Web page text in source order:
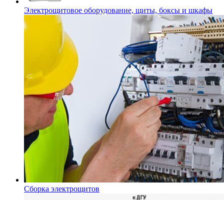
Электрощитовое оборудование, щиты, боксы и шкафы
Сборка электрощитов